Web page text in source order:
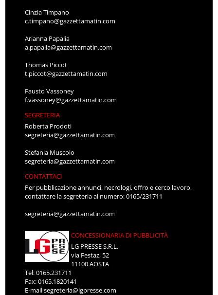
Cinzia Timpano
c.timpano@gazzettamatin.com
Arianna Papalia
a.papalia@gazzettamatin.com
Thomas Piccot
t.piccot@gazzettamatin.com
Fausto Vassoney
f.vassoney@gazzettamatin.com
SEGRETERIA
Roberta Prodoti
segreteria@gazzettamatin.com
Stefania Muscolo
segreteria@gazzettamatin.com
CONTATTACI
Per pubblicazione annunci, necrologi, offro e cerco lavoro,
contattare la segreteria al numero: 0165/231711
segreteria@gazzettamatin.com
CONCESSIONARIA DI PUBBLICITÀ
LG PRESSE S.R.L.
via Festaz, 52
11100 AOSTA
Tel: 0165.231711
Fax: 0165.1820141
E-mailsegreteria@lgpresse.com